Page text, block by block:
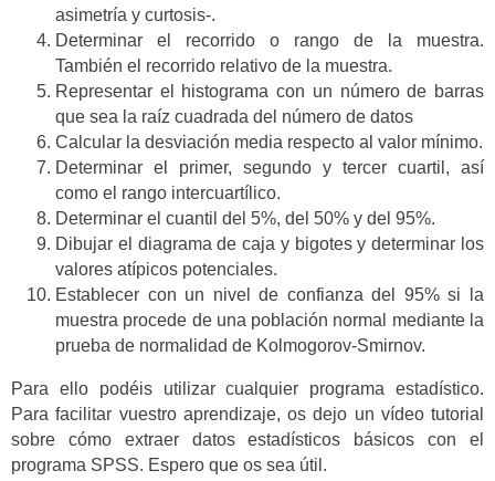
asimetría y curtosis-.
Determinar el recorrido o rango de la muestra.
También el recorrido relativo de la muestra.
Representar el histograma con un número de barras
que sea la raíz cuadrada del número de datos
Calcular la desviación media respecto al valor mínimo.
Determinar el primer, segundo y tercer cuartil, así
como el rango intercuartílico.
Determinar el cuantil del 5%, del 50% y del 95%.
Dibujar el diagrama de caja y bigotes y determinar los
valores atípicos potenciales.
Establecer con un nivel de confianza del 95% si la
muestra procede de una población normal mediante la
prueba de normalidad de Kolmogorov-Smirnov.
Para ello podéis utilizar cualquier programa estadístico.
Para facilitar vuestro aprendizaje, os dejo un vídeo tutorial
sobre cómo extraer datos estadísticos básicos con el
programa SPSS. Espero que os sea útil.